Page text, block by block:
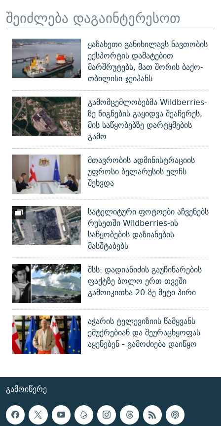
შეიძლება დაგაინტერესოთ
ყაზახეთი განიხილავს ნავთობის
ექსპორტის დამატებით
მარშრუტებს, მათ შორის ბაქო-
თბილისი-ჯეიჰანს
გამომცემლობებმა Wildberries-
ზე წიგნების გაყიდვა შეაჩერეს,
მის საწყობებზე დარტყმების
გამო
მთავრობის ადმინისტრაციის
უფროსი ბელარუსის ელჩს
შეხვდა
სატელიტური ფოტოები აჩვენებს
რუსეთში Wildberries-ის
საწყობების დაზიანების
მასშტაბებს
შსს: დადიანიძის გაუჩინარების
ფაქტზე ბოლო ერთ თვეში
გამოიკითხა 20-ზე მეტი პირი
აჭარის ტელევიზიის წამყვანს
ემუქრებიან და შეურაცხყოფას
აყენებენ - გამოძიება დაიწყო
ᲒᲐᲛᲝᲘᲬᲔᲠᲔ